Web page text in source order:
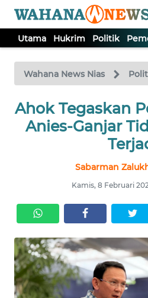
Utama Hukrim Politik
Wahana News Nias
Ahok Tegaskan
Anies-Ganjar
Sabarman
Kamis, 8 Februari
TV
Tutup
UTAMA
PEMERINTAHAN
KHAS
OPINI